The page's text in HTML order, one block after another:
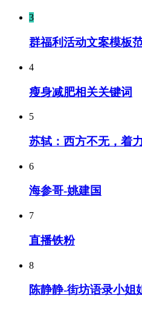
3
群福利活动文案模板
4
瘦身减肥相关关键词
5
苏轼：西方不无，着
6
海参哥-姚建国
7
直播铁粉
8
陈静静-街坊语录小姐